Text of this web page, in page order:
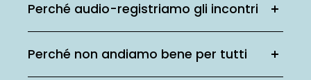
Perché audio-registriamo gli incontri
Perché non andiamo bene per tutti